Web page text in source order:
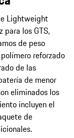
Lightweight
para los GTS,
de peso
reforzado
de las
de menor
eliminados los
incluyen el
de